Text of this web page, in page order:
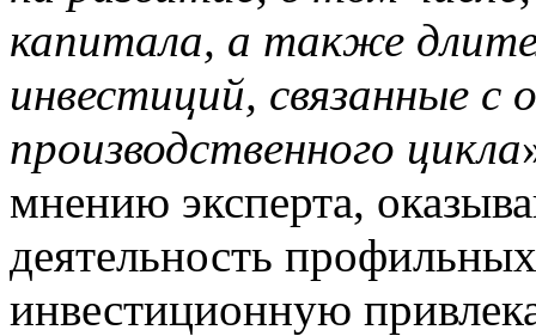
капитала, а также
инвестиций, связанные с
производственного цикла
мнению эксперта,
деятельность
инвестиционную